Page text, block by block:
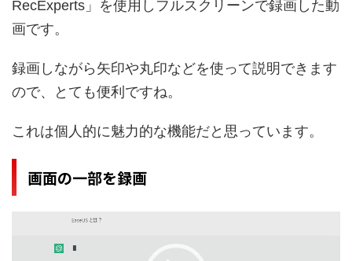
RecExperts」を使用しフルスクリーンで録画した動
画です。
録画しながら矢印や丸印などを使って説明できます
ので、とても便利ですね。
これは個人的に魅力的な機能だと思っています。
画面の一部を録画